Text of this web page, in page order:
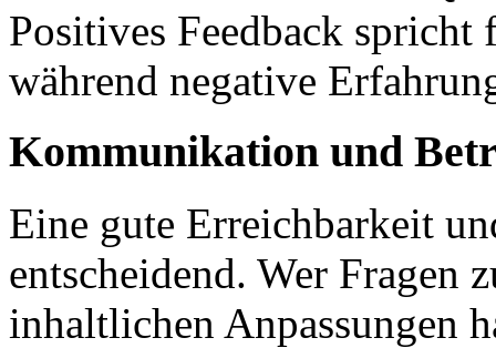
Positives Feedback
während negative
Kommunikation und
Eine gute Erreichbarkeit
entscheidend. Wer Fragen
inhaltlichen Anpassungen